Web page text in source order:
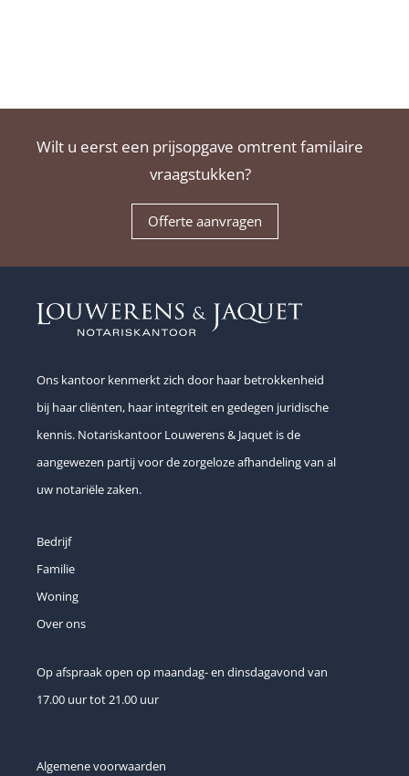
Wilt u eerst een prijsopgave omtrent familaire
vraagstukken?
Offerte aanvragen
Ons kantoor kenmerkt zich door haar betrokkenheid
bij haar cliënten, haar integriteit en gedegen juridische
kennis. Notariskantoor Louwerens & Jaquet is de
aangewezen partij voor de zorgeloze afhandeling van al
uw notariële zaken.
Bedrijf
Familie
Woning
Over ons
Op afspraak open op maandag- en dinsdagavond van
17.00 uur tot 21.00 uur
Algemene voorwaarden